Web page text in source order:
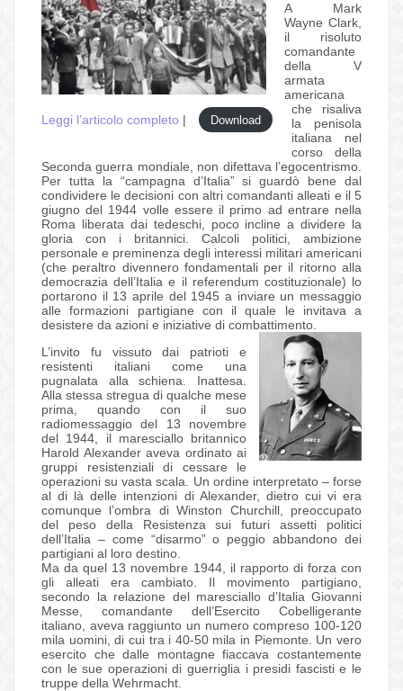
Leggi l’articolo completo | Download
A Mark
Wayne Clark,
il risoluto
comandante
della V
armata
americana
che risaliva
la penisola
italiana nel
corso della
Seconda guerra mondiale, non difettava l’egocentrismo.
Per tutta la “campagna d’Italia” si guardò bene dal
condividere le decisioni con altri comandanti alleati e il 5
giugno del 1944 volle essere il primo ad entrare nella
Roma liberata dai tedeschi, poco incline a dividere la
gloria con i britannici. Calcoli politici, ambizione
personale e preminenza degli interessi militari americani
(che peraltro divennero fondamentali per il ritorno alla
democrazia dell’Italia e il referendum costituzionale) lo
portarono il 13 aprile del 1945 a inviare un messaggio
alle formazioni partigiane con il quale le invitava a
desistere da azioni e iniziative di combattimento.
L’invito fu vissuto dai patrioti e
resistenti italiani come una
pugnalata alla schiena. Inattesa.
Alla stessa stregua di qualche mese
prima, quando con il suo
radiomessaggio del 13 novembre
del 1944, il maresciallo britannico
Harold Alexander aveva ordinato ai
gruppi resistenziali di cessare le
operazioni su vasta scala. Un ordine interpretato – forse
al di là delle intenzioni di Alexander, dietro cui vi era
comunque l’ombra di Winston Churchill, preoccupato
del peso della Resistenza sui futuri assetti politici
dell’Italia – come “disarmo” o peggio abbandono dei
partigiani al loro destino.
Ma da quel 13 novembre 1944, il rapporto di forza con
gli alleati era cambiato. Il movimento partigiano,
secondo la relazione del maresciallo d’Italia Giovanni
Messe, comandante dell’Esercito Cobelligerante
italiano, aveva raggiunto un numero compreso 100-120
mila uomini, di cui tra i 40-50 mila in Piemonte. Un vero
esercito che dalle montagne fiaccava costantemente
con le sue operazioni di guerriglia i presidi fascisti e le
truppe della Wehrmacht.